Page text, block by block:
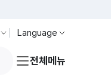
Language
검색버튼전체메뉴